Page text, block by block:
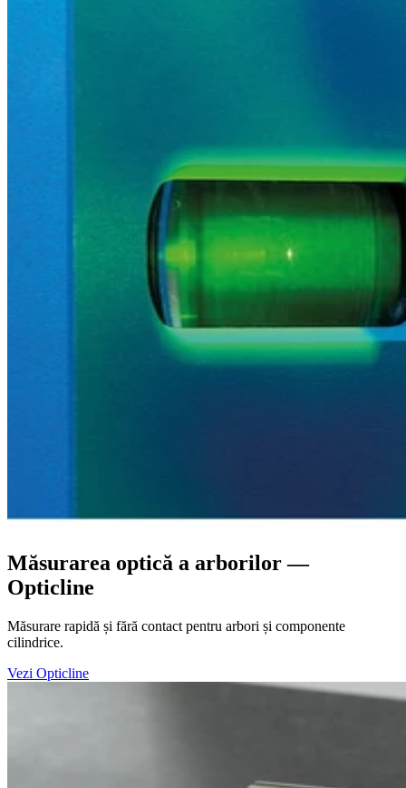
Măsurarea optică a arborilor —
Opticline
Măsurare rapidă și fără contact pentru arbori și componente
cilindrice.
Vezi Opticline